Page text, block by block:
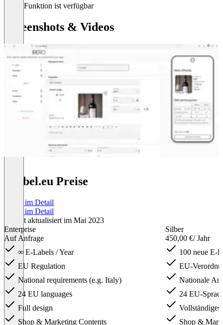
Diese Funktion ist verfügbar
Screenshots & Videos
e-label.eu Preise
Preise im Detail
Preise im Detail
Zuletzt aktualisiert im Mai 2023
Enterprise
Auf Anfrage
∞ E-Labels / Year
EU Regulation
National requirements (e.g. Italy)
24 EU languages
Full design
Shop & Marketing Contents
Silber
450,00 €/ Jahr
100 neue E-
EU-
Nationale
24 EU-
Shop &